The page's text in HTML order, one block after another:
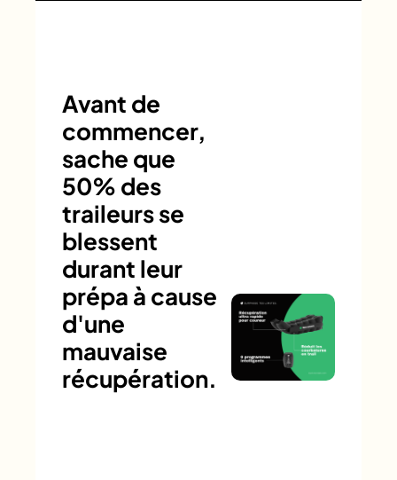
Avant de
commencer,
sache que
50% des
traileurs se
blessent
durant leur
prépa à cause
d'une
mauvaise
récupération.